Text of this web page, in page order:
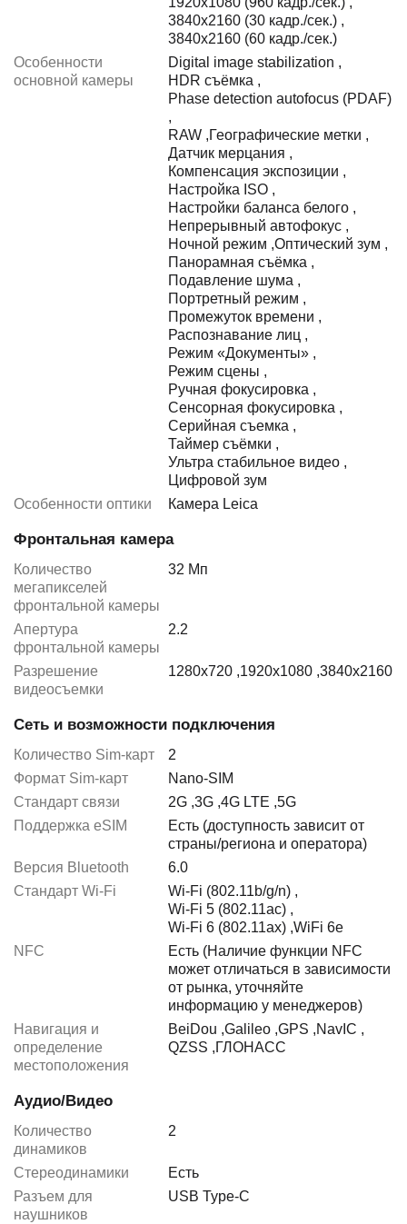
3840x2160 (30 кадр./сек.) ,
3840x2160 (60 кадр./сек.)
Особенности
основной камеры
Digital image stabilization ,
HDR съёмка ,
Phase detection autofocus (PDAF)
,
RAW ,Географические метки ,
Датчик мерцания ,
Компенсация экспозиции ,
Настройка ISO ,
Настройки баланса белого ,
Непрерывный автофокус ,
Ночной режим ,Оптический зум ,
Панорамная съёмка ,
Подавление шума ,
Портретный режим ,
Промежуток времени ,
Распознавание лиц ,
Режим «Документы» ,
Режим сцены ,
Ручная фокусировка ,
Сенсорная фокусировка ,
Серийная съемка ,
Таймер съёмки ,
Ультра стабильное видео ,
Цифровой зум
Особенности оптики
Камера Leica
Фронтальная камера
Количество
мегапикселей
фронтальной камеры
32 Мп
Апертура
фронтальной камеры
2.2
Разрешение
видеосъемки
1280x720 ,1920x1080 ,3840x2160
Сеть и возможности подключения
Количество Sim-карт
2
Формат Sim-карт
Nano-SIM
Стандарт связи
2G ,3G ,4G LTE ,5G
Поддержка eSIM
Есть (доступность зависит от
страны/региона и оператора)
Версия Bluetooth
6.0
Стандарт Wi-Fi
Wi-Fi (802.11b/g/n) ,
Wi-Fi 5 (802.11ac) ,
Wi-Fi 6 (802.11ax) ,WiFi 6e
NFC
Есть (Наличие функции NFC
может отличаться в зависимости
от рынка, уточняйте
информацию у менеджеров)
Навигация и
определение
местоположения
BeiDou ,Galileo ,GPS ,NavIC ,
QZSS ,ГЛОНАСС
Аудио/Видео
Количество
динамиков
2
Стереодинамики
Есть
Разъем для
наушников
USB Type-C